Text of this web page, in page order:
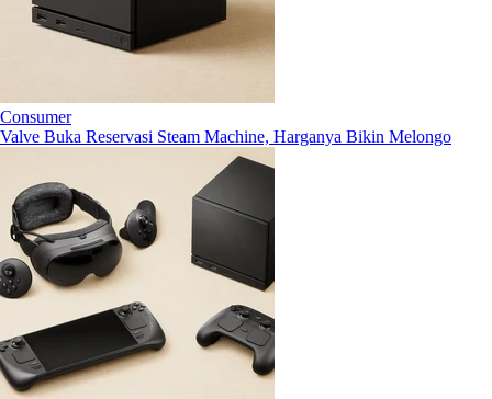
Consumer
Valve Buka Reservasi Steam Machine, Harganya Bikin Melongo